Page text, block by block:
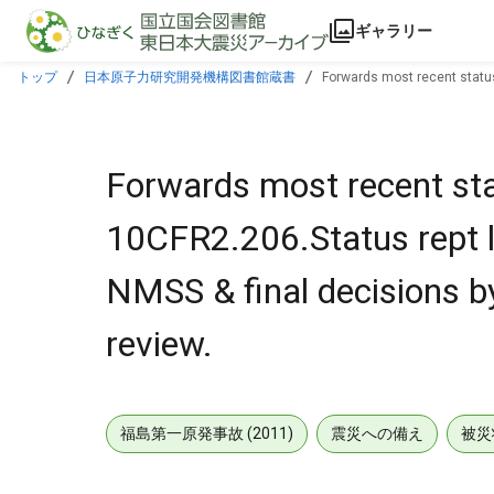
本文に飛ぶ
ギャラリー
トップ 日本原子力研究開発機構図書館蔵書
Forwards most recent
Forwards most recent
10CFR2.206.Status rept
NMSS & final decisions
review.
福島第一原発事故 (2011) 震災への備え 被災